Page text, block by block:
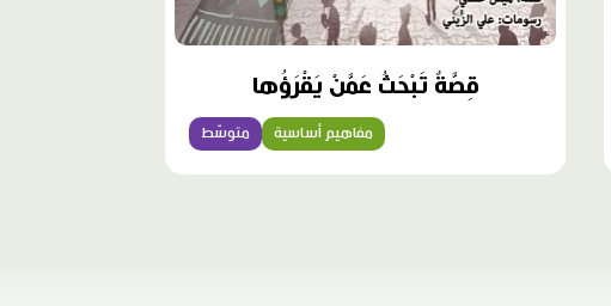
قِصَّةٌ تَبْحَثُ عَمَّنْ يَقْرَؤُها
متوسّط مفاهيم أساسية